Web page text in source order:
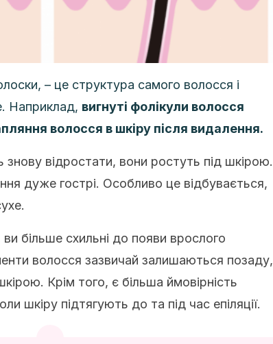
– це структура самого волосся і
Наприклад, вигнуті фолікули волосся
волосся в шкіру після видалення.
відростати, вони ростуть під шкірою.
дуже гострі. Особливо це відбувається,
більше схильні до появи врослого
волосся зазвичай залишаються позаду,
Крім того, є більша ймовірність
шкіру підтягують до та під час епіляції.